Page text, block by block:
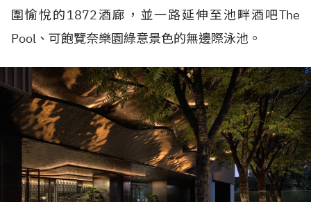
圍愉悅的1872酒廊，並一路延伸至池畔酒吧The
Pool 、可飽覽奈樂園綠意景色的無邊際泳池。